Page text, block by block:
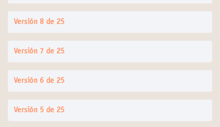
Versión 8 de 25
Versión 7 de 25
Versión 6 de 25
Versión 5 de 25